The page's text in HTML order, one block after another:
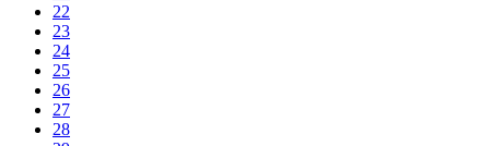
22
23
24
25
26
27
28